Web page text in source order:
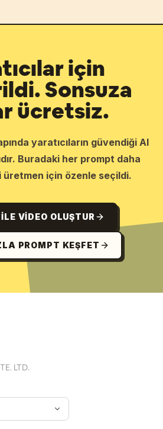
için
Sonsuza
ücretsiz.
yaratıcıların güvendiği AI
Buradaki her prompt daha
üretmen için özenle seçildi.
VIDEO OLUŞTUR
PROMPT KEŞFET
LTD.